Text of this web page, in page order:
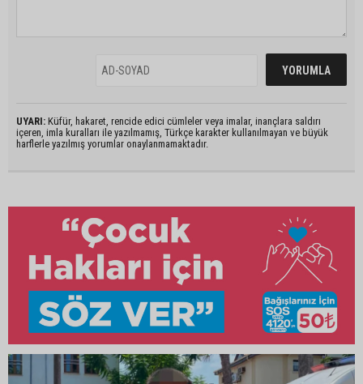
UYARI: Küfür, hakaret, rencide edici cümleler veya imalar, inançlara saldırı
içeren, imla kuralları ile yazılmamış, Türkçe karakter kullanılmayan ve büyük
harflerle yazılmış yorumlar onaylanmamaktadır.